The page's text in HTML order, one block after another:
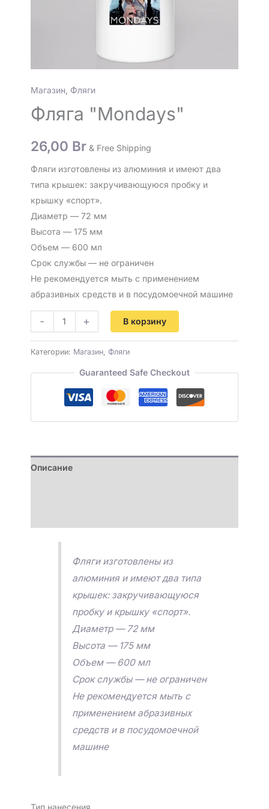
Магазин Фляги
Фляга "Mondays"
26,00 Br & Free Shipping
Фляги изготовлены из алюминия и имеют два
типа крышек: закручивающуюся пробку и
крышку «спорт».
Диаметр — 72 мм
Высота — 175 мм
Объем — 600 мл
Срок службы — не ограничен
Не рекомендуется мыть с применением
абразивных средств и в посудомоечной машине
- + В корзину
Категории: Магазин, Фляги
Guaranteed Safe Checkout
Описание
Фляги изготовлены из
алюминия и имеют два типа
крышек: закручивающуюся
пробку и крышку «спорт».
Диаметр — 72 мм
Высота — 175 мм
Объем — 600 мл
Срок службы — не ограничен
Не рекомендуется мыть с
применением абразивных
средств и в посудомоечной
машине